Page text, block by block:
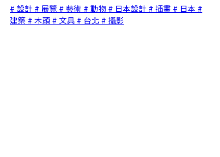
# 設計 # 展覽 # 藝術 # 動物 # 日本設計 # 插畫 # 日本 #
建築 # 木頭 # 文具 # 台北 # 攝影